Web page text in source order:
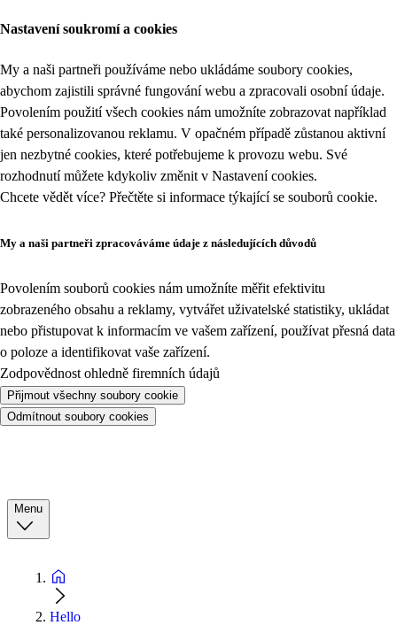
Nastavení soukromí a cookies
My a naši partneři používáme nebo ukládáme soubory cookies,
abychom zajistili správné fungování webu a zpracovali osobní údaje.
Povolením použití všech cookies nám umožníte zobrazovat například
také personalizovanou reklamu. V opačném případě zůstanou aktivní
jen nezbytné cookies, které potřebujeme k provozu webu. Své
rozhodnutí můžete kdykoliv změnit v Nastavení cookies.
Chcete vědět více? Přečtěte si informace týkající se souborů cookie.
My a naši partneři zpracováváme údaje z následujících důvodů
Povolením souborů cookies nám umožníte měřit efektivitu
zobrazeného obsahu a reklamy, vytvářet uživatelské statistiky, ukládat
nebo přistupovat k informacím ve vašem zařízení, používat přesná data
o poloze a identifikovat vaše zařízení.
Zodpovědnost ohledně firemních údajů
Přijmout všechny soubory cookie
Odmítnout soubory cookies
Menu
Hello